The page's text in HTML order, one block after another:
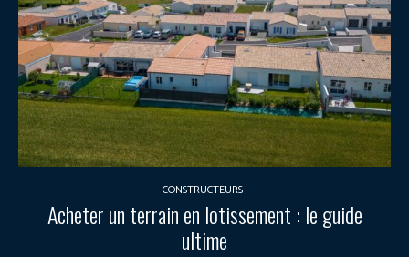
CONSTRUCTEURS
Acheter un terrain en lotissement : le guide
ultime